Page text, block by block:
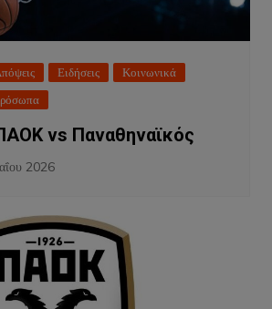
Ειδήσεις
Κοινωνικά
vs Παναθηναϊκός
2026